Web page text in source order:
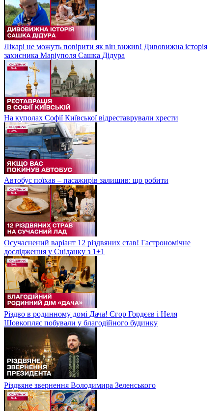
Лікарі не можуть повірити як він вижив! Дивовижна історія
захисника Маріуполя Сашка Дідура
На куполах Софії Київської відреставрували хрести
Автобус поїхав – пасажирів залишив: що робити
Осучаснений варіант 12 різдвяних став! Гастрономічне
дослідження у Сніданку з 1+1
Різдво в родинному домі Дача! Єгор Гордєєв і Неля
Шовкопляс побували у благодійного будинку
Різдвяне звернення Володимира Зеленського